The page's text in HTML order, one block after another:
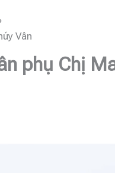
Vân
phụ Chị